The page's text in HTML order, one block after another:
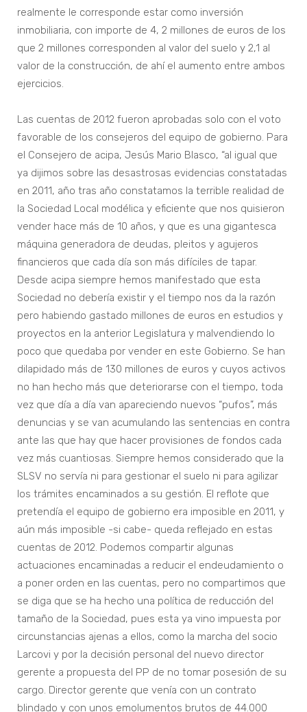
realmente le corresponde estar como inversión
inmobiliaria, con importe de 4, 2 millones de euros de los
que 2 millones corresponden al valor del suelo y 2,1 al
valor de la construcción, de ahí el aumento entre ambos
ejercicios.
Las cuentas de 2012 fueron aprobadas solo con el voto
favorable de los consejeros del equipo de gobierno. Para
el Consejero de acipa, Jesús Mario Blasco, “al igual que
ya dijimos sobre las desastrosas evidencias constatadas
en 2011, año tras año constatamos la terrible realidad de
la Sociedad Local modélica y eficiente que nos quisieron
vender hace más de 10 años, y que es una gigantesca
máquina generadora de deudas, pleitos y agujeros
financieros que cada día son más difíciles de tapar.
Desde acipa siempre hemos manifestado que esta
Sociedad no debería existir y el tiempo nos da la razón
pero habiendo gastado millones de euros en estudios y
proyectos en la anterior Legislatura y malvendiendo lo
poco que quedaba por vender en este Gobierno. Se han
dilapidado más de 130 millones de euros y cuyos activos
no han hecho más que deteriorarse con el tiempo, toda
vez que día a día van apareciendo nuevos “pufos”, más
denuncias y se van acumulando las sentencias en contra
ante las que hay que hacer provisiones de fondos cada
vez más cuantiosas. Siempre hemos considerado que la
SLSV no servía ni para gestionar el suelo ni para agilizar
los trámites encaminados a su gestión. El reflote que
pretendía el equipo de gobierno era imposible en 2011, y
aún más imposible -si cabe- queda reflejado en estas
cuentas de 2012. Podemos compartir algunas
actuaciones encaminadas a reducir el endeudamiento o
a poner orden en las cuentas, pero no compartimos que
se diga que se ha hecho una política de reducción del
tamaño de la Sociedad, pues esta ya vino impuesta por
circunstancias ajenas a ellos, como la marcha del socio
Larcovi y por la decisión personal del nuevo director
gerente a propuesta del PP de no tomar posesión de su
cargo. Director gerente que venía con un contrato
blindado y con unos emolumentos brutos de 44.000